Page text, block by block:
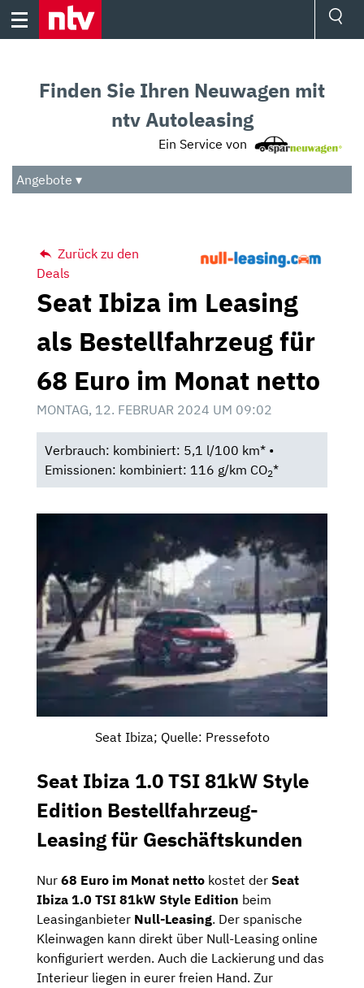
Skip
Audio
Das Beste
Finden Sie Ihren Neuwagen mit
ntv Autoleasing
Ein Service von
Angebote ▾
Zurück zu den
Deals
Seat Ibiza im Leasing
als Bestellfahrzeug für
68 Euro im Monat netto
MONTAG, 12. FEBRUAR 2024 UM 09:02
Verbrauch: kombiniert: 5,1 l/100 km* •
Emissionen: kombiniert: 116 g/km CO2*
Seat Ibiza; Quelle: Pressefoto
Seat Ibiza 1.0 TSI 81kW Style
Edition Bestellfahrzeug-
Leasing für Geschäftskunden
Nur 68 Euro im Monat netto kostet der Seat
Ibiza 1.0 TSI 81kW Style Edition beim
Leasinganbieter Null-Leasing. Der spanische
Kleinwagen kann direkt über Null-Leasing online
konfiguriert werden. Auch die Lackierung und das
Interieur liegen in eurer freien Hand. Zur